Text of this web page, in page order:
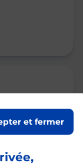
et fermer